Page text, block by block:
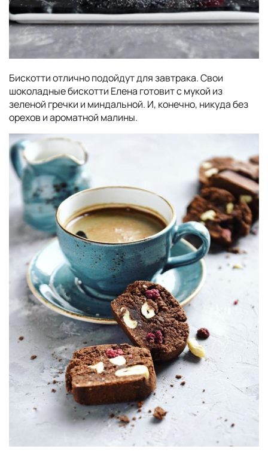
Бискотти отлично подойдут для завтрака. Свои
шоколадные бискотти Елена готовит с мукой из
зеленой гречки и миндальной. И, конечно, никуда без
орехов и ароматной малины.